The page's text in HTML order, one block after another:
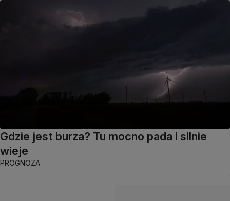
Gdzie jest burza? Tu mocno pada i silnie
wieje
PROGNOZA